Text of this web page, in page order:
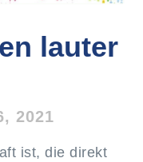
lauter
2021
ist, die direkt